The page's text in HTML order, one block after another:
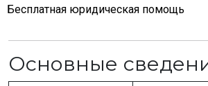
Бесплатная юридическая помощь
Основные